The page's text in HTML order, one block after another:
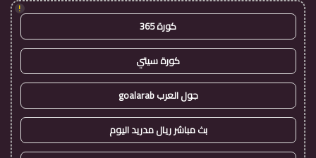
!
كورة 365
كورة سيتي
جول العرب goalarab
بث مباشر ريال مدريد اليوم